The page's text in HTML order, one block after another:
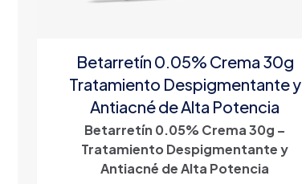
Betarretín 0.05% Crema 30g
Tratamiento Despigmentante y
Antiacné de Alta Potencia
Betarretín 0.05% Crema 30g –
Tratamiento Despigmentante y
Antiacné de Alta Potencia